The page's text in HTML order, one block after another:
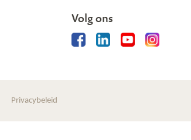
Volg ons
Privacybeleid